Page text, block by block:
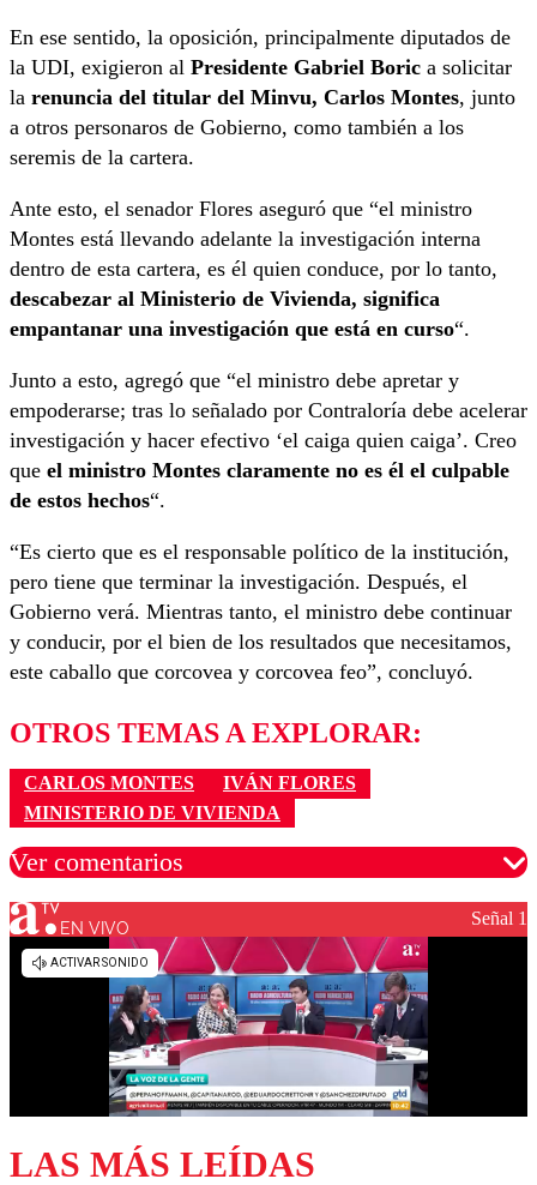
En ese sentido, la oposición, principalmente diputados de
la UDI, exigieron al Presidente Gabriel Boric a solicitar
la renuncia del titular del Minvu, Carlos Montes, junto
a otros personaros de Gobierno, como también a los
seremis de la cartera.
Ante esto, el senador Flores aseguró que “el ministro
Montes está llevando adelante la investigación interna
dentro de esta cartera, es él quien conduce, por lo tanto,
descabezar al Ministerio de Vivienda, significa
empantanar una investigación que está en curso“.
Junto a esto, agregó que “el ministro debe apretar y
empoderarse; tras lo señalado por Contraloría debe acelerar
investigación y hacer efectivo ‘el caiga quien caiga’. Creo
que el ministro Montes claramente no es él el culpable
de estos hechos“.
“Es cierto que es el responsable político de la institución,
pero tiene que terminar la investigación. Después, el
Gobierno verá. Mientras tanto, el ministro debe continuar
y conducir, por el bien de los resultados que necesitamos,
este caballo que corcovea y corcovea feo”, concluyó.
OTROS TEMAS A EXPLORAR:
CARLOS MONTES
IVÁN FLORES
MINISTERIO DE VIVIENDA
Ver comentarios
Los comentarios son moderados para garantizar un
diálogo respetuoso.
EN VIVO Señal 1
LAS MÁS LEÍDAS